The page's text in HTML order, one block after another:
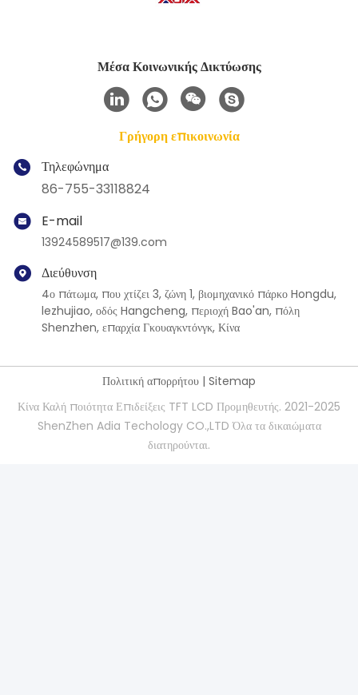
Μέσα Κοινωνικής Δικτύωσης
Γρήγορη επικοινωνία
Τηλεφώνημα
86-755-33118824
E-mail
13924589517@139.com
Διεύθυνση
4ο πάτωμα, που χτίζει 3, ζώνη 1, βιομηχανικό πάρκο Hongdu,
lezhujiao, οδός Hangcheng, περιοχή Bao'an, πόλη
Shenzhen, επαρχία Γκουαγκντόνγκ, Κίνα
Πολιτική απορρήτου | Sitemap
Κίνα Καλή ποιότητα Επιδείξεις TFT LCD Προμηθευτής. 2021-2025
ShenZhen Adia Techology CO.,LTD Όλα τα δικαιώματα
διατηρούνται.